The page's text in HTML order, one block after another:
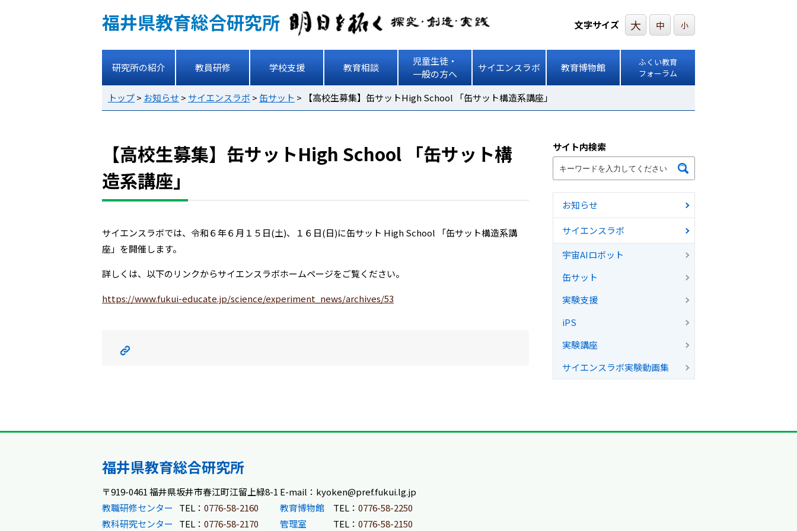
福井県教育総合研究所 文字サイズ 大 中 小
研究所の紹介 教員研修 学校支援 教育相談
児童生徒・
一般の方へ
サイエンスラボ 教育博物館
ふくい教育
フォーラム
トップ> お知らせ > サイエンスラボ > 缶サット > 【高校生募集】缶サットHigh School 「缶サット構造系講座」
【高校生募集】缶サットHigh School 「缶サット構
造系講座」
サイエンスラボでは、令和６年６月１５日(土)、１６日(日)に缶サット High School 「缶サット構造系講
座」を開催します。
詳しくは、以下のリンクからサイエンスラボホームページをご覧ください。
https://www.fukui-educate.jp/science/experiment_news/archives/53
サイト内検索
お知らせ
サイエンスラボ
宇宙AIロボット
缶サット
実験支援
iPS
実験講座
サイエンスラボ実験動画集
福井県教育総合研究所
〒919-0461 福井県坂井市春江町江留上緑8-1 E-mail：kyoken@pref.fukui.lg.jp
教職研修センター
TEL： 0776-58-2160
教科研究センター
TEL： 0776-58-2170
教育博物館 TEL： 0776-58-2250
管理室
TEL： 0776-58-2150